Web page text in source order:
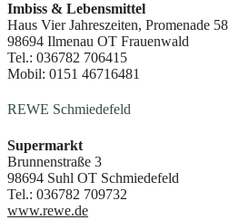
Imbiss & Lebensmittel
Haus Vier Jahreszeiten, Promenade 58
98694 Ilmenau OT Frauenwald
Tel.: 036782 706415
Mobil: 0151 46716481
REWE Schmiedefeld
Supermarkt
Brunnenstraße 3
98694 Suhl OT Schmiedefeld
Tel.: 036782 709732
www.rewe.de